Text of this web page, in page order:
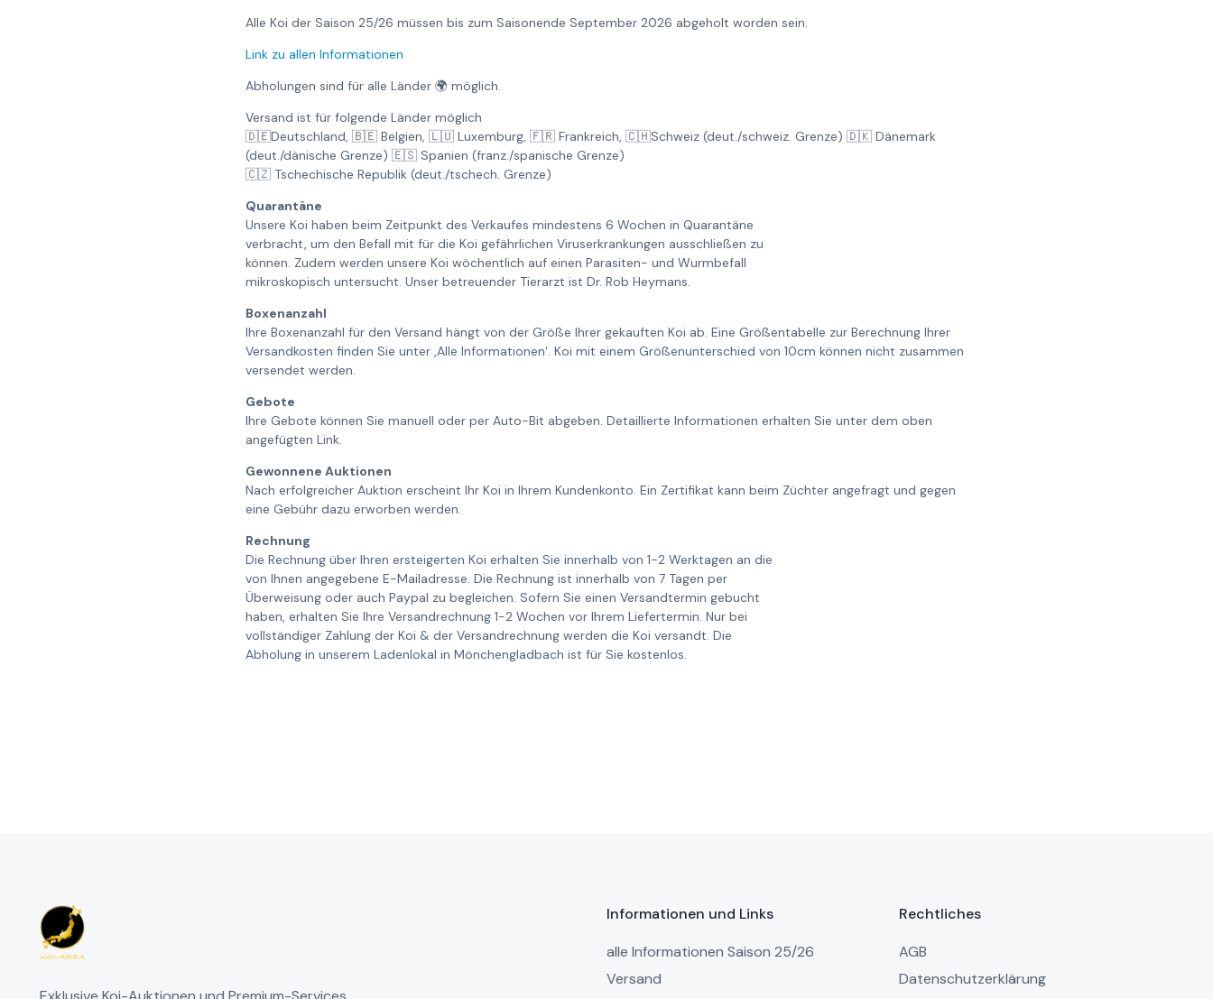
Alle Koi der Saison 25/26 müssen bis zum Saisonende September 2026 abgeholt worden sein.
Link zu allen Informationen
Abholungen sind für alle Länder 🌍 möglich.
Versand ist für folgende Länder möglich
🇩🇪Deutschland, 🇧🇪 Belgien, 🇱🇺 Luxemburg, 🇫🇷 Frankreich, 🇨🇭Schweiz (deut./schweiz. Grenze) 🇩🇰 Dänemark
(deut./dänische Grenze) 🇪🇸 Spanien (franz./spanische Grenze)
🇨🇿 Tschechische Republik (deut./tschech. Grenze)
Quarantäne
Unsere Koi haben beim Zeitpunkt des Verkaufes mindestens 6 Wochen in Quarantäne
verbracht, um den Befall mit für die Koi gefährlichen Viruserkrankungen ausschließen zu
können. Zudem werden unsere Koi wöchentlich auf einen Parasiten- und Wurmbefall
mikroskopisch untersucht. Unser betreuender Tierarzt ist Dr. Rob Heymans.
Boxenanzahl
Ihre Boxenanzahl für den Versand hängt von der Größe Ihrer gekauften Koi ab. Eine Größentabelle zur Berechnung Ihrer
Versandkosten finden Sie unter ‚Alle Informationen‘. Koi mit einem Größenunterschied von 10cm können nicht zusammen
versendet werden.
Gebote
Ihre Gebote können Sie manuell oder per Auto-Bit abgeben. Detaillierte Informationen erhalten Sie unter dem oben
angefügten Link.
Gewonnene Auktionen
Nach erfolgreicher Auktion erscheint Ihr Koi in Ihrem Kundenkonto. Ein Zertifikat kann beim Züchter angefragt und gegen
eine Gebühr dazu erworben werden.
Rechnung
Die Rechnung über Ihren ersteigerten Koi erhalten Sie innerhalb von 1-2 Werktagen an die
von Ihnen angegebene E-Mailadresse. Die Rechnung ist innerhalb von 7 Tagen per
Überweisung oder auch Paypal zu begleichen. Sofern Sie einen Versandtermin gebucht
haben, erhalten Sie Ihre Versandrechnung 1-2 Wochen vor Ihrem Liefertermin. Nur bei
vollständiger Zahlung der Koi & der Versandrechnung werden die Koi versandt. Die
Abholung in unserem Ladenlokal in Mönchengladbach ist für Sie kostenlos.
Informationen und Links
alle Informationen Saison 25/26
Versand
Rechtliches
AGB
Datenschutzerklärung